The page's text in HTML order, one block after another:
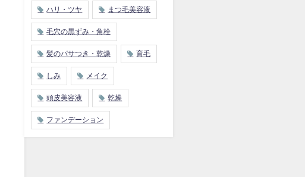
ハリ・ツヤ まつ毛美容液
毛穴の黒ずみ・角栓
髪のパサつき・乾燥 育毛
しみ メイク
頭皮美容液 乾燥
ファンデーション